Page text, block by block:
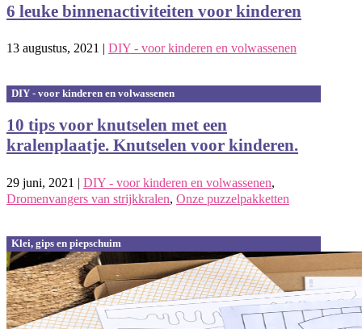
6 leuke binnenactiviteiten voor kinderen
13 augustus, 2021 DIY - voor kinderen en volwassenen
DIY - voor kinderen en volwassenen
10 tips voor knutselen met een
kralenplaatje. Knutselen voor kinderen.
29 juni, 2021 | DIY - voor kinderen en volwassenen,
Dromenvangers van strijkkralen, Onze puzzelpakketten
Klei, gips en piepschuim